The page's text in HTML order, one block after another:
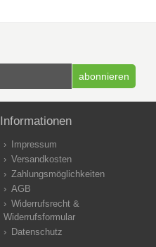
Informationen
Impressum
Versandkosten
Zahlungsmöglichkeiten
AGB
Widerrufsrecht &
Widerrufsformular
Datenschutz